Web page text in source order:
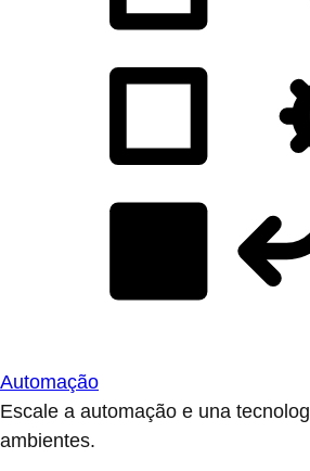
Automação
Escale a automação e una
ambientes.